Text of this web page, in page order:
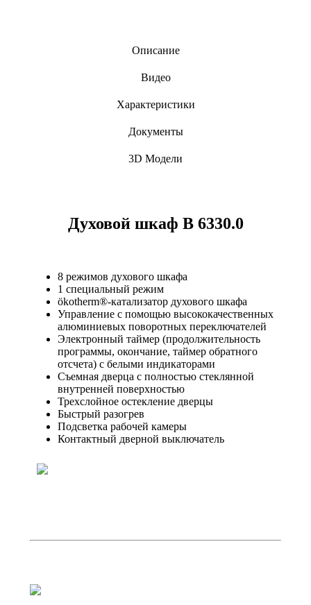
Описание
Видео
Характеристики
Документы
3D Модели
Духовой шкаф B 6330.0
8 режимов духового шкафа
1 специальный режим
ökotherm®-катализатор духового шкафа
Управление с помощью высококачественных
алюминиевых поворотных переключателей
Электронный таймер (продолжительность
программы, окончание, таймер обратного
отсчета) с белыми индикаторами
Съемная дверца с полностью стеклянной
внутренней поверхностью
Трехслойное остекление дверцы
Быстрый разогрев
Подсветка рабочей камеры
Контактный дверной выключатель